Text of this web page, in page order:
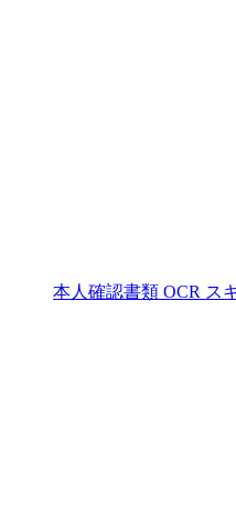
本人確認書類 OCR ス